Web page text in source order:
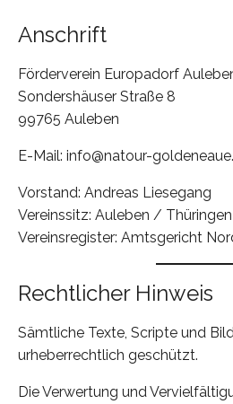
Anschrift
Förderverein Europadorf
Sondershäuser Straße 8
99765 Auleben
E-Mail: info@natour-
Vorstand: Andreas Liesegang
Vereinssitz: Auleben / Thüringen
Vereinsregister: Amtsgericht
Rechtlicher Hinweis
Sämtliche Texte, Scripte und
urheberrechtlich geschützt.
Die Verwertung und